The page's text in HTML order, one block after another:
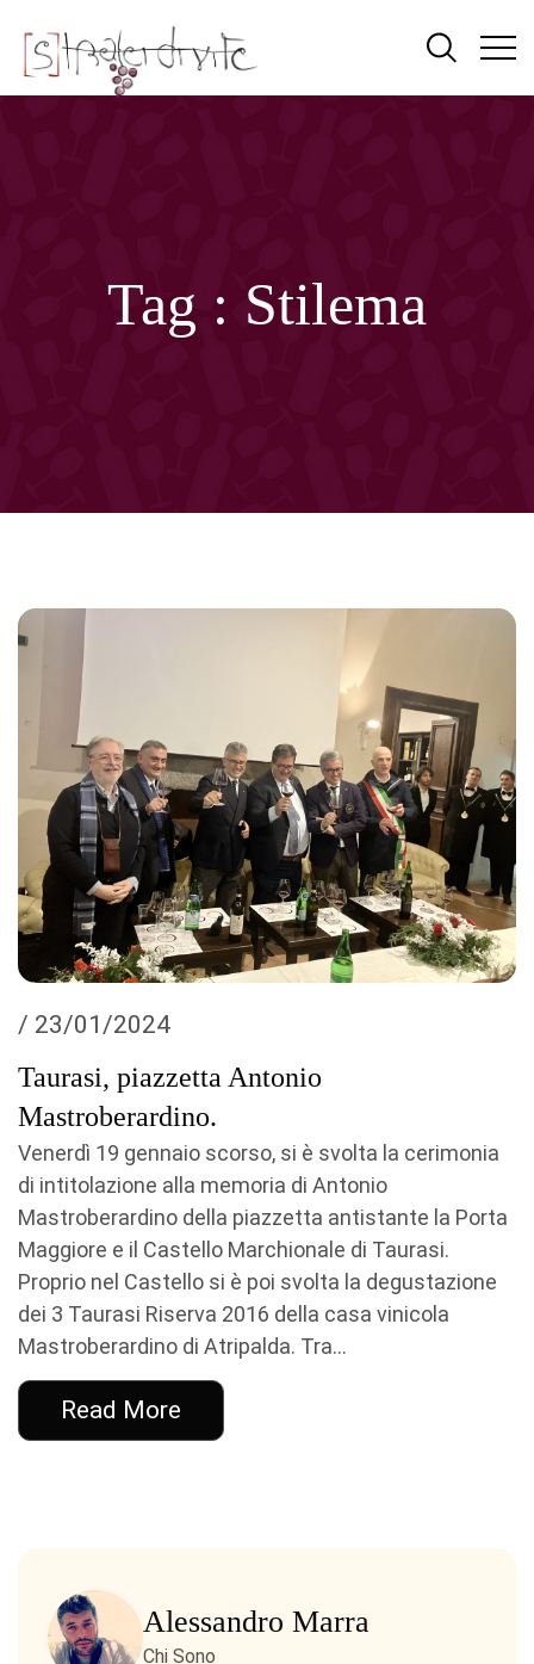
Tag : Stilema
/ 23/01/2024
Taurasi, piazzetta Antonio
Mastroberardino.
Venerdì 19 gennaio scorso, si è svolta la cerimonia
di intitolazione alla memoria di Antonio
Mastroberardino della piazzetta antistante la Porta
Maggiore e il Castello Marchionale di Taurasi.
Proprio nel Castello si è poi svolta la degustazione
dei 3 Taurasi Riserva 2016 della casa vinicola
Mastroberardino di Atripalda. Tra...
Read More
Alessandro Marra
Chi Sono